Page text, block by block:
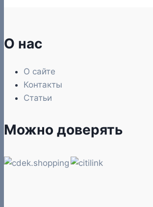
О нас
О сайте
Контакты
Статьи
Можно доверять